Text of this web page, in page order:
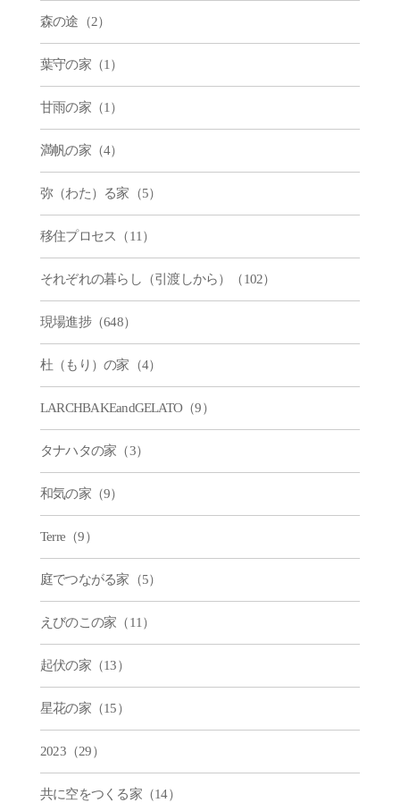
森の途（2）
葉守の家（1）
甘雨の家（1）
満帆の家（4）
弥（わた）る家（5）
移住プロセス（11）
それぞれの暮らし（引渡しから）（102）
現場進捗（648）
杜（もり）の家（4）
LARCHBAKEandGELATO（9）
タナハタの家（3）
和気の家（9）
Terre（9）
庭でつながる家（5）
えびのこの家（11）
起伏の家（13）
星花の家（15）
2023（29）
共に空をつくる家（14）